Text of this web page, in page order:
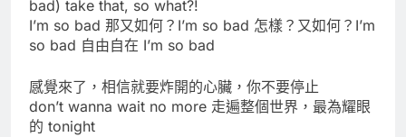
bad) take that, so what?!
I’m so bad 那又如何？I’m so bad 怎樣？又如何？I’m
so bad 自由自在 I’m so bad
感覺來了，相信就要炸開的心臟，你不要停止
don’t wanna wait no more 走遍整個世界，最為耀眼
的 tonight